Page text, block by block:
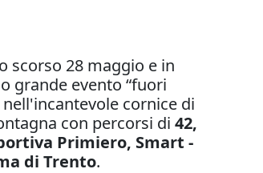
scorso 28 maggio e in
grande evento “fuori
nell'incantevole cornice di
con percorsi di 42,
Primiero, Smart -
di Trento.